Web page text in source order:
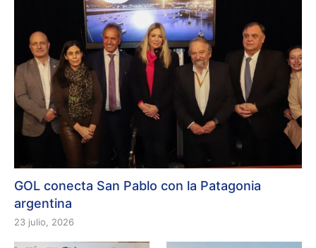
GOL conecta San Pablo con la Patagonia
argentina
23 julio, 2026